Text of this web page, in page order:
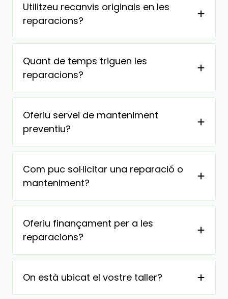
Utilitzeu recanvis originals en les
reparacions?
Quant de temps triguen les
reparacions?
Oferiu servei de manteniment
preventiu?
Com puc sol·licitar una reparació o
manteniment?
Oferiu finançament per a les
reparacions?
On està ubicat el vostre taller?